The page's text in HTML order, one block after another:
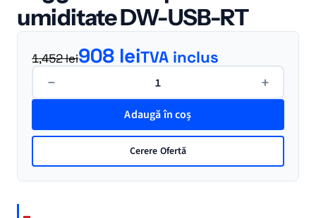
umiditate DW-USB-RT
1,452lei
Prețul inițial a fost: 1,452 lei.
908 lei
Prețul curent este: 908 lei.
TVA inclus
−
Cantitate
Logger
temperatura-
DW-
USB-
+
Adaugă în coș
Cerere Ofertă